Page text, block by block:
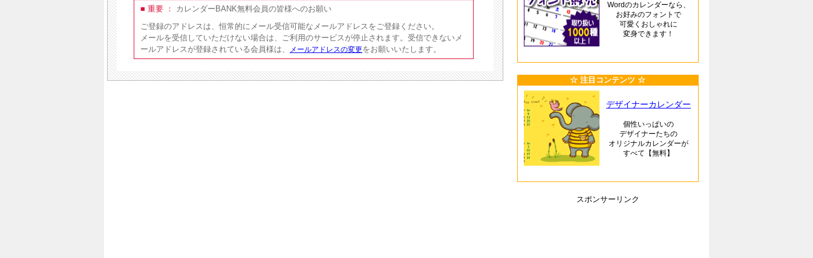
■ 重要 ：
カレンダーBANK無料会員の皆様へのお願い
ご登録のアドレスは、恒常的にメール受信可能なメールアドレスをご登録ください。
メールを受信していただけない場合は、ご利用のサービスが停止されます。受信できないメ
ールアドレスが登録されている会員様は、
メールアドレスの変更をお願いいたします。
Wordのカレンダーなら、
お好みのフォントで
可愛くおしゃれに
変身できます！
☆ 注目コンテンツ ☆
デザイナーカレンダー
個性いっぱいの
デザイナーたちの
オリジナルカレンダーが
すべて【無料】
スポンサーリンク